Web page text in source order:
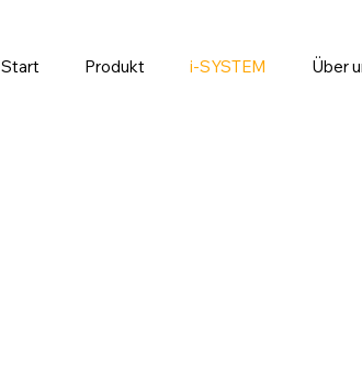
Start Produkt i-SYSTEM Über